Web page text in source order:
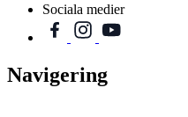
Sociala medier
Navigering